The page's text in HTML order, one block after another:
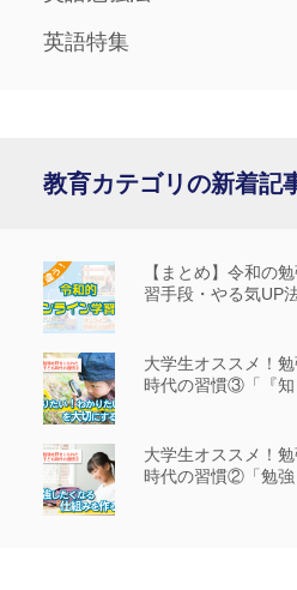
英語特集
教育カテゴリの新着記
【まとめ】令和の
習手段・やる気UP
大学生オススメ！
時代の習慣③「『知
大学生オススメ！
時代の習慣②「勉